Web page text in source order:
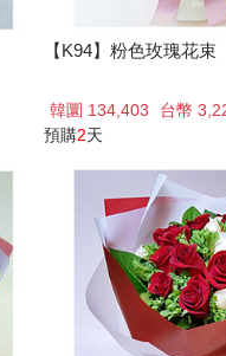
【K94】粉色玫瑰花束
韓圜 134,403
台幣
預購2天